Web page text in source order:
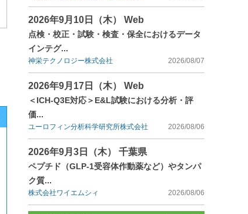
2026年9月10日（木） Web
点検・校正・試験・検査・保全におけるデータ
インテグ...
神栄テクノロジー株式会社 2026/08/07
2026年9月17日（木） Web
＜ICH-Q3E対応＞E&L試験における分析・評
価...
ユーロフィン分析科学研究所株式会社 2026/08/06
2026年9月3日（木） 千葉県
ペプチド（GLP-1受容体作動薬など）やタンパ
ク質...
株式会社ワイエムシィ 2026/08/06